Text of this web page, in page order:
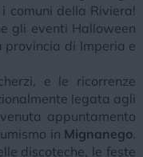
comuni della Riviera!
gli eventi Halloween
provincia di Imperia e
e le ricorrenze
legata agli
appuntamento
in Mignanego.
discoteche, le feste